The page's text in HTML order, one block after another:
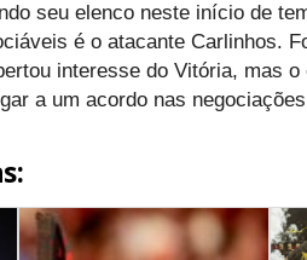
seu elenco neste início de
é o atacante Carlinhos.
interesse do Vitória, mas
a um acordo nas